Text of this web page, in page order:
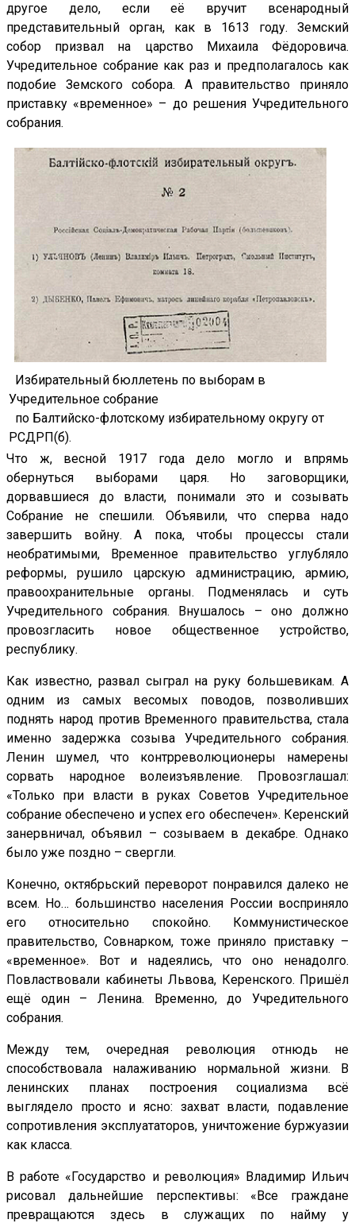
другое дело, если её вручит всенародный
представительный орган, как в 1613 году. Земский
собор призвал на царство Михаила Фёдоровича.
Учредительное собрание как раз и предполагалось как
подобие Земского собора. А правительство приняло
приставку «временное» – до решения Учредительного
собрания.
Избирательный бюллетень по выборам в
Учредительное собрание
по Балтийско-флотскому избирательному округу от
РСДРП(б).
Что ж, весной 1917 года дело могло и впрямь
обернуться выборами царя. Но заговорщики,
дорвавшиеся до власти, понимали это и созывать
Собрание не спешили. Объявили, что сперва надо
завершить войну. А пока, чтобы процессы стали
необратимыми, Временное правительство углубляло
реформы, рушило царскую администрацию, армию,
правоохранительные органы. Подменялась и суть
Учредительного собрания. Внушалось – оно должно
провозгласить новое общественное устройство,
республику.
Как известно, развал сыграл на руку большевикам. А
одним из самых весомых поводов, позволивших
поднять народ против Временного правительства, стала
именно задержка созыва Учредительного собрания.
Ленин шумел, что контрреволюционеры намерены
сорвать народное волеизъявление. Провозглашал:
«Только при власти в руках Советов Учредительное
собрание обеспечено и успех его обеспечен». Керенский
занервничал, объявил – созываем в декабре. Однако
было уже поздно – свергли.
Конечно, октябрьский переворот понравился далеко не
всем. Но… большинство населения России восприняло
его относительно спокойно. Коммунистическое
правительство, Совнарком, тоже приняло приставку –
«временное». Вот и надеялись, что оно ненадолго.
Повластвовали кабинеты Львова, Керенского. Пришёл
ещё один – Ленина. Временно, до Учредительного
собрания.
Между тем, очередная революция отнюдь не
способствовала налаживанию нормальной жизни. В
ленинских планах построения социализма всё
выглядело просто и ясно: захват власти, подавление
сопротивления эксплуататоров, уничтожение буржуазии
как класса.
В работе «Государство и революция» Владимир Ильич
рисовал дальнейшие перспективы: «Все граждане
превращаются здесь в служащих по найму у